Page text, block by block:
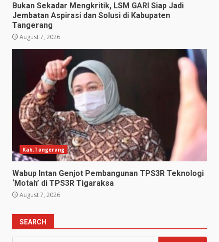
Bukan Sekadar Mengkritik, LSM GARI Siap Jadi
Jembatan Aspirasi dan Solusi di Kabupaten
Tangerang
August 7, 2026
Kab.Tangerang
Wabup Intan Genjot Pembangunan TPS3R Teknologi
‘Motah’ di TPS3R Tigaraksa
August 7, 2026
SEARCH